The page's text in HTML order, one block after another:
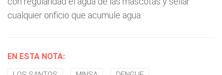
cualquier orificio que acumule agua.
EN ESTA NOTA: